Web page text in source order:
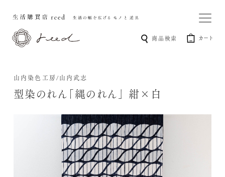
商品検索 カート
山内染色工房/山内武志
型染のれん「縄のれん」 紺×白